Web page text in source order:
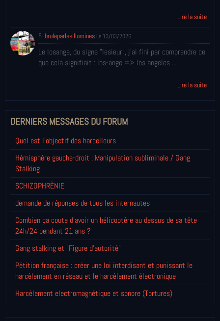
Lire la suite
5. bruleparlesillumines Le 13/03/2026
Le losange, du signe "lesieur", j'ai fini par comprendre ce
que cela signifiait : los-ange => los angeles ...
Lire la suite
DERNIERS MESSAGES DU FORUM
Quel est l'objectif des harcelleurs
Hémisphère gauche-droit : Manipulation subliminale / Gang
Stalking
SCHIZOPHRÈNIE
demande de réponses de tous les internautes
Combien ça coute d'avoir un hélicoptère au dessus de sa tête
24h/24 pendant 21 ans ?
Gang stalking et "Figure d'autorité"
Pétition française : créer une loi interdisant et punissant le
harcèlement en réseau et le harcèlement électronique
Harcèlement electromagnétique et sonore (Tortures)